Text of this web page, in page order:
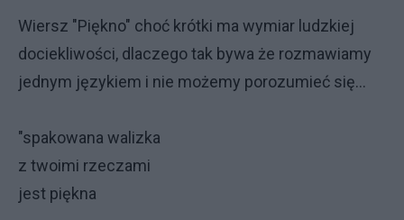
Wiersz "Piękno" choć krótki ma wymiar ludzkiej
dociekliwości, dlaczego tak bywa że rozmawiamy
jednym językiem i nie możemy porozumieć się...
"spakowana walizka
z twoimi rzeczami
jest piękna